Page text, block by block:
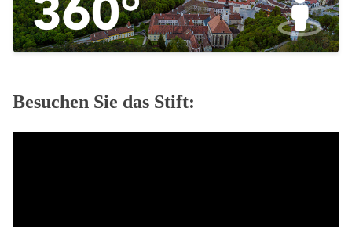
Besuchen Sie das Stift: